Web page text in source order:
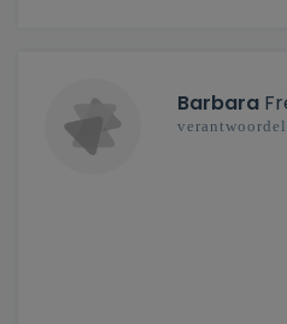
Barbara